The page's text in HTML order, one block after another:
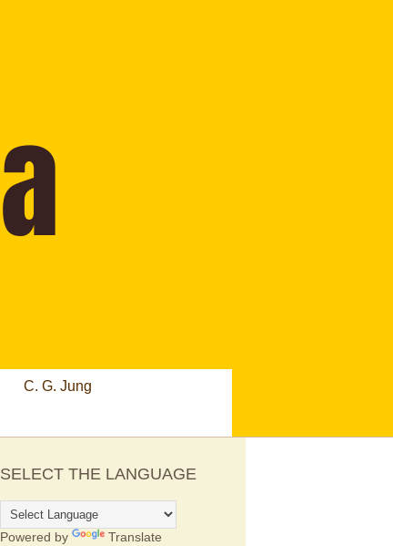
C. G. Jung
SELECT THE LANGUAGE
Powered by Translate